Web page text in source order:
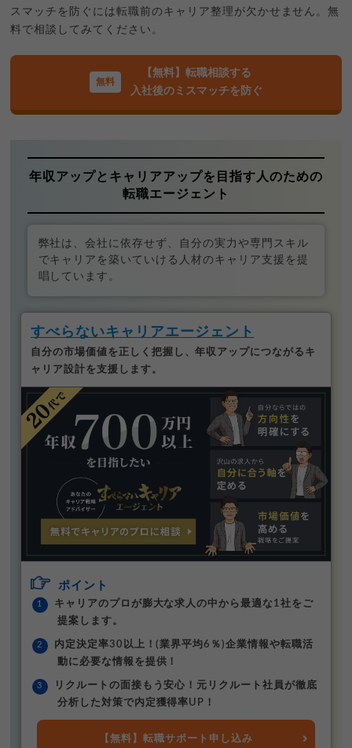
スマッチを防ぐには転職前のキャリア整理が欠かせません。無
料で相談してみてください。
【無料】転職相談する
入社後のミスマッチを防ぐ
年収アップとキャリアアップを目指す人のための
転職エージェント
弊社は、会社に依存せず、自分の実力や専門スキル
でキャリアを築いていける人材のキャリア支援を提
唱しています。
すべらないキャリアエージェント
自分の市場価値を正しく把握し、年収アップにつながるキ
ャリア設計を支援します。
ポイント
キャリアのプロが膨大な求人の中から最適な1社をご
提案します。
内定決定率30以上！(業界平均6％)企業情報や転職活
動に必要な情報を提供！
リクルートの面接もう安心！元リクルート社員が徹底
分析した対策で内定獲得率UP！
【無料】転職サポート申し込み